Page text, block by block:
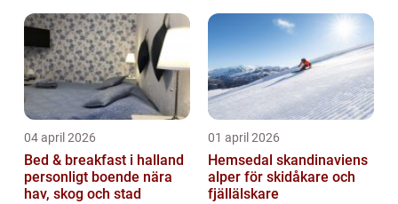
04 april 2026
Bed & breakfast i halland
personligt boende nära
hav, skog och stad
01 april 2026
Hemsedal skandinaviens
alper för skidåkare och
fjällälskare